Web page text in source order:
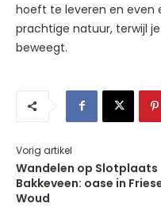
hoeft te leveren en even
prachtige natuur, terwijl
beweegt.
Vorig artikel
Wandelen op Slotplaats
Bakkeveen: oase in
Woud